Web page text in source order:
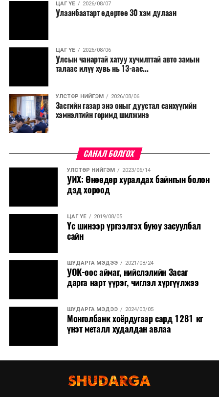
ЦАГ ҮЕ 2026/08/07
Улаанбаатарт өдөртөө 30 хэм дулаан
ЦАГ ҮЕ 2026/08/06
Улсын чанартай хатуу хучилттай авто замын
талаас илүү хувь нь 13-аас...
УЛСТӨР НИЙГЭМ 2026/08/06
Засгийн газар энэ оныг дуустал санхүүгийн
хэмнэлтийн горимд шилжинэ
САНАЛ БОЛГОХ
УЛСТӨР НИЙГЭМ 2023/06/14
УИХ: Өнөөдөр хуралдах байнгын болон
дэд хороод
ЦАГ ҮЕ 2019/08/05
Үс шинээр үргээлгэх буюу засуулбал
сайн
ШУДАРГА МЭДЭЭ 2021/08/24
УОК-оос аймаг, нийслэлийн Засаг
дарга нарт үүрэг, чиглэл хүргүүлжээ
ШУДАРГА МЭДЭЭ 2024/03/05
Монголбанк хоёрдугаар сард 1281 кг
үнэт металл худалдан авлаа